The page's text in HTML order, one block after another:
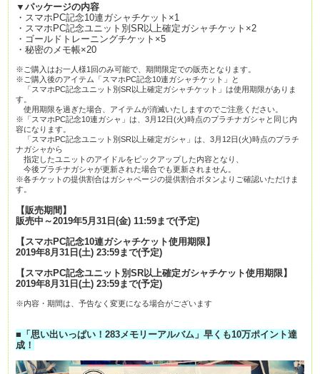
▼パッケージの内容
・スマホPC記念10連ガシャチケット×1
・スマホPC記念ユニット別SR以上確定ガシャチケット×2
・ゴールドトレーニングチケット×5
・秘密のメモ帳×20
※ご購入はお一人様1回のみ可能で、期間限定での販売となります。
※ご購入後のアイテム「スマホPC記念10連ガシャチケット」と
「スマホPC記念ユニット別SR以上確定ガシャチケット」は使用期限がありま
す。
使用期限を過ぎた場合、アイテムが消滅いたしますのでご注意ください。
※「スマホPC記念10連ガシャ」は、3月12日(火)時点のプラチナガシャと同じ内
容になります。
「スマホPC記念ユニット別SR以上確定ガシャ」は、3月12日(火)時点のプラチ
ナガシャから
指定したユニットのアイドルをピックアップした内容となり、
今後プラチナガシャが更新された場合でも更新されません。
※各チケットの提供割合はガシャページの提供割合ボタンよりご確認いただけま
す。
【販売期間】
販売中～2019年5月31日(金) 11:59まで(予定)
【スマホPC記念10連ガシャチケット使用期限】
2019年8月31日(土) 23:59まで(予定)
【スマホPC記念ユニット別SR以上確定ガシャチケット使用期限】
2019年8月31日(土) 23:59まで(予定)
※内容・期間は、予告なく変更になる場合がございます
■ 「思い出いっぱい！283メモリーアルバム」早くも10万ポイント達
成！